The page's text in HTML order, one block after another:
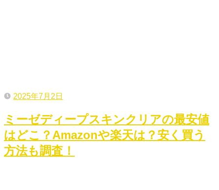
2025年7月2日
ミーゼディープスキンクリアの最安値
はどこ？Amazonや楽天は？安く買う
方法も調査！